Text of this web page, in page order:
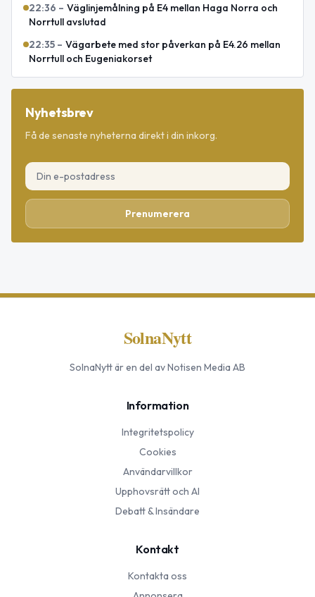
22:36 – Väglinjemålning på E4 mellan Haga Norra och
Norrtull avslutad
22:35 – Vägarbete med stor påverkan på E4.26 mellan
Norrtull och Eugeniakorset
Nyhetsbrev
Få de senaste nyheterna direkt i din inkorg.
Prenumerera
SolnaNytt
SolnaNyttär en del av Notisen Media AB
Information
Integritetspolicy
Cookies
Användarvillkor
Upphovsrätt och AI
Debatt & Insändare
Kontakt
Kontakta oss